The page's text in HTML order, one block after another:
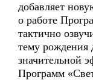
добавляет
о работе
тактично
тему рождения
значительной
Программ